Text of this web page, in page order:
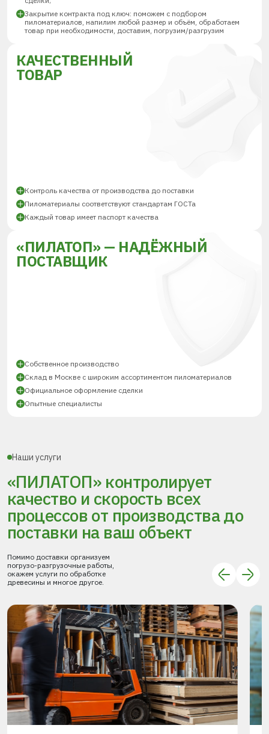
Закрытие контракта под ключ: поможем с подбором
пиломатериалов, напилим любой размер и объём, обработаем
товар при необходимости, доставим, погрузим/разгрузим
КАЧЕСТВЕННЫЙ
ТОВАР
Контроль качества от производства до поставки
Пиломатериалы соответствуют стандартам ГОСТа
Каждый товар имеет паспорт качества
«ПИЛАТОП» — НАДЁЖНЫЙ
ПОСТАВЩИК
Собственное производство
Склад в Москве с широким ассортиментом пиломатериалов
Официальное оформление сделки
Опытные специалисты
Наши услуги
«ПИЛАТОП» контролирует
качество и скорость всех
процессовот производства до
поставки на ваш объект
Помимо доставки организуем
погрузо-разгрузочные работы,
окажем услуги по обработке
древесины и многое другое.